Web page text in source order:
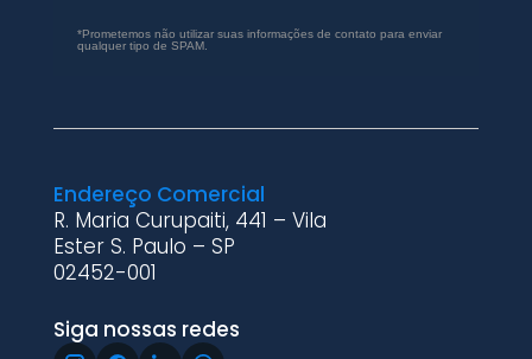
*Prometemos não utilizar suas informações de contato para enviar
qualquer tipo de SPAM.
Endereço Comercial
R. Maria Curupaiti, 441 – Vila
Ester S. Paulo – SP
02452-001
Siga nossas redes